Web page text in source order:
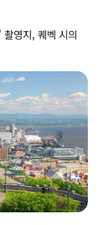
영지, 퀘벡 시의